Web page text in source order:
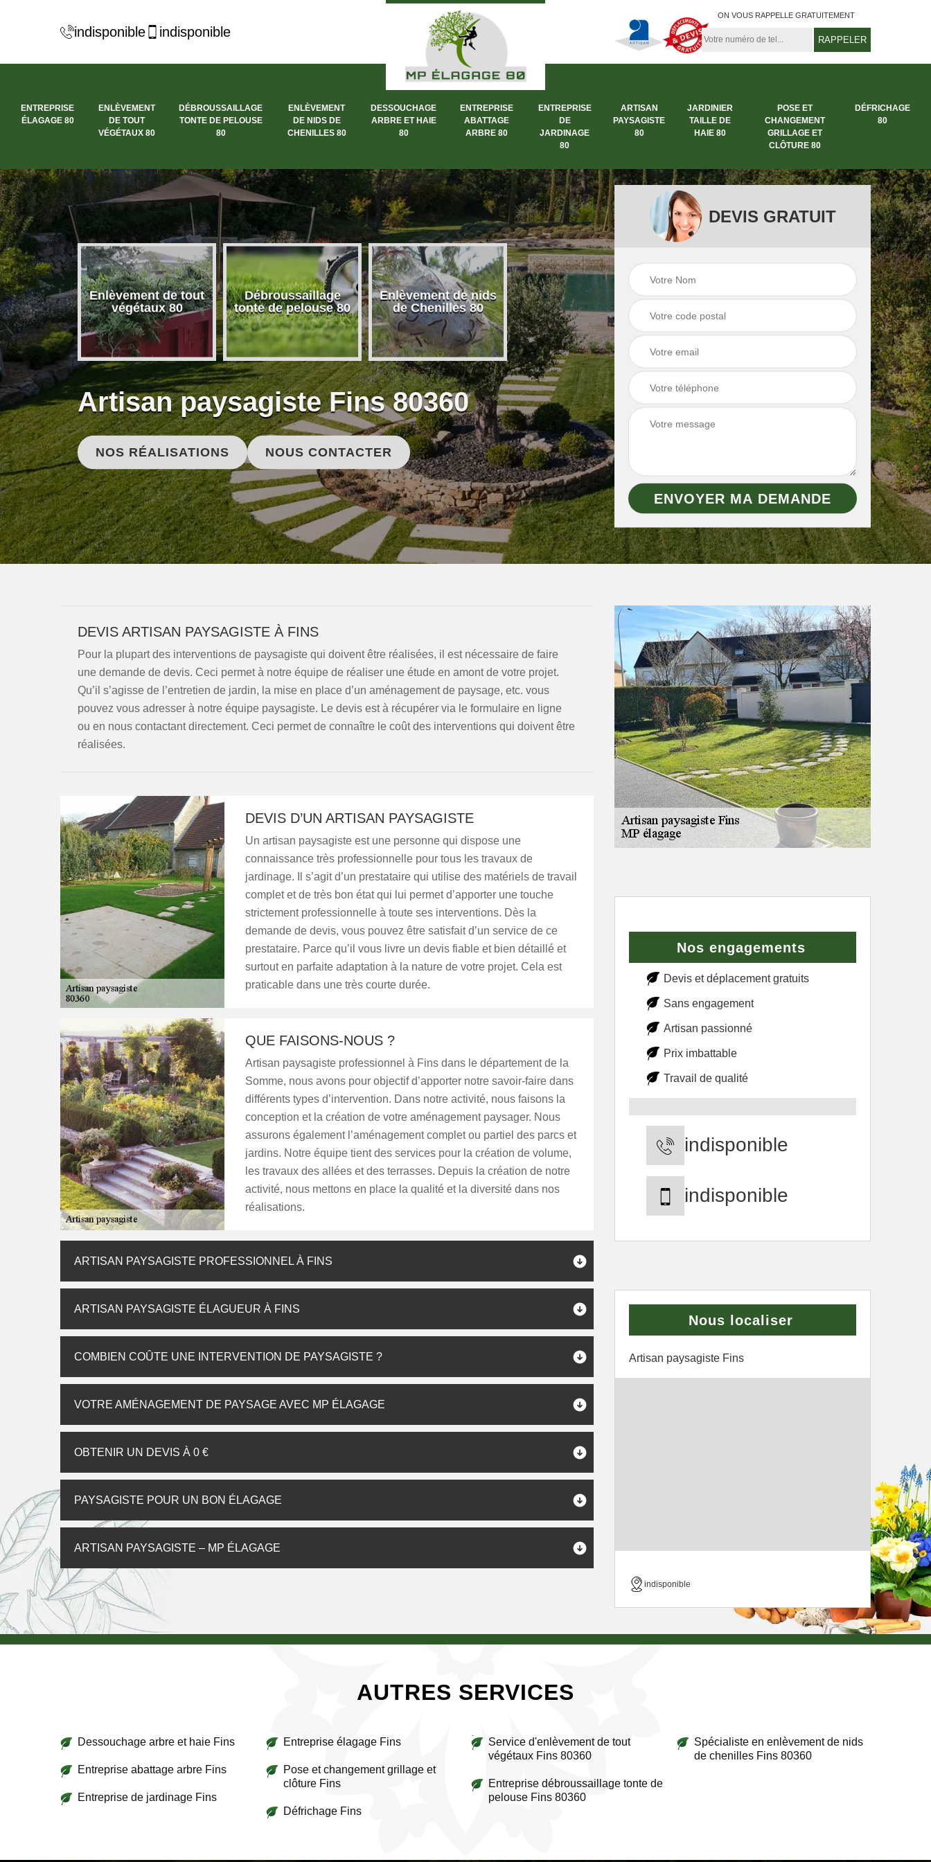
indisponible indisponible
ON VOUS RAPPELLE GRATUITEMENT
ENTREPRISE
ÉLAGAGE 80
ENLÈVEMENT
DE TOUT
VÉGÉTAUX 80
DÉBROUSSAILLAGE
TONTE DE PELOUSE
80
ENLÈVEMENT
DE NIDS DE
CHENILLES 80
DESSOUCHAGE
ARBRE ET HAIE
80
ENTREPRISE
ABATTAGE
ARBRE 80
ENTREPRISE
DE
JARDINAGE
80
ARTISAN
PAYSAGISTE
80
JARDINIER
TAILLE DE
HAIE 80
POSE ET
CHANGEMENT
GRILLAGE ET
CLÔTURE 80
DÉFRICHAGE
80
élagage
Enlèvement de tout
végétaux 80
Débroussaillage
tonte de pelouse 80
Enlèvement de nids
de Chenilles 80
Dessouchage arbre
et haie 80
Entreprise abattage
Entreprise de
jardinage 80
Artisan paysagiste Fins 80360
NOS RÉALISATIONS NOUS CONTACTER
DEVIS GRATUIT
DEVIS ARTISAN PAYSAGISTE À FINS
Pour la plupart des interventions de paysagiste qui doivent être réalisées, il est nécessaire de faire
une demande de devis. Ceci permet à notre équipe de réaliser une étude en amont de votre projet.
Qu’il s’agisse de l’entretien de jardin, la mise en place d’un aménagement de paysage, etc. vous
pouvez vous adresser à notre équipe paysagiste. Le devis est à récupérer via le formulaire en ligne
ou en nous contactant directement. Ceci permet de connaître le coût des interventions qui doivent être
réalisées.
DEVIS D’UN ARTISAN PAYSAGISTE
Un artisan paysagiste est une personne qui dispose une
connaissance très professionnelle pour tous les travaux de
jardinage. Il s’agit d’un prestataire qui utilise des matériels de travail
complet et de très bon état qui lui permet d’apporter une touche
strictement professionnelle à toute ses interventions. Dès la
demande de devis, vous pouvez être satisfait d’un service de ce
prestataire. Parce qu’il vous livre un devis fiable et bien détaillé et
surtout en parfaite adaptation à la nature de votre projet. Cela est
praticable dans une très courte durée.
QUE FAISONS-NOUS ?
Artisan paysagiste professionnel à Fins dans le département de la
Somme, nous avons pour objectif d’apporter notre savoir-faire dans
différents types d’intervention. Dans notre activité, nous faisons la
conception et la création de votre aménagement paysager. Nous
assurons également l’aménagement complet ou partiel des parcs et
jardins. Notre équipe tient des services pour la création de volume,
les travaux des allées et des terrasses. Depuis la création de notre
activité, nous mettons en place la qualité et la diversité dans nos
réalisations.
ARTISAN PAYSAGISTE PROFESSIONNEL À FINS
ARTISAN PAYSAGISTE ÉLAGUEUR À FINS
COMBIEN COÛTE UNE INTERVENTION DE PAYSAGISTE ?
VOTRE AMÉNAGEMENT DE PAYSAGE AVEC MP ÉLAGAGE
OBTENIR UN DEVIS À 0 €
PAYSAGISTE POUR UN BON ÉLAGAGE
ARTISAN PAYSAGISTE – MP ÉLAGAGE
Nos engagements
Devis et déplacement gratuits
Sans engagement
Artisan passionné
Prix imbattable
Travail de qualité
indisponible
indisponible
Nous localiser
Artisan paysagiste Fins
indisponible
AUTRES SERVICES
Dessouchage arbre et haie Fins
Entreprise abattage arbre Fins
Entreprise de jardinage Fins
Entreprise élagage Fins
Pose et changement grillage et
clôture Fins
Défrichage Fins
Service d'enlèvement de tout
végétaux Fins 80360
Entreprise débroussaillage tonte de
pelouse Fins 80360
Spécialiste en enlèvement de nids
de chenilles Fins 80360